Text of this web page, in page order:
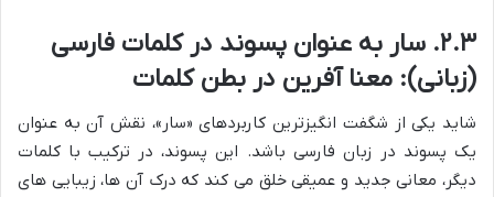
۲.۳. سار به عنوان پسوند در کلمات فارسی
(زبانی): معنا آفرین در بطن کلمات
شاید یکی از شگفت انگیزترین کاربردهای «سار»، نقش آن به عنوان
یک پسوند در زبان فارسی باشد. این پسوند، در ترکیب با کلمات
دیگر، معانی جدید و عمیقی خلق می کند که درک آن ها، زیبایی های